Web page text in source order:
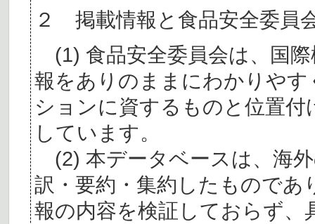
２ 掲載情報と食品安全委員
(1) 食品安全委員会は、国
報をありのままにわかりや
ションに資するものと位置
しています。
(2) 本データベースは、海
訳・要約・集約したものであ
報の内容を検証しておらず、